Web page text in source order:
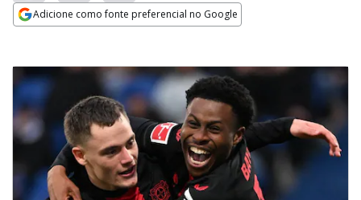
Adicione como fonte preferencial no Google